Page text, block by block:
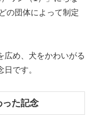
の団体によって制定
広め、犬をかわいがる
です。
った記念